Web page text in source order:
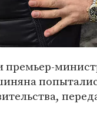
премьер-